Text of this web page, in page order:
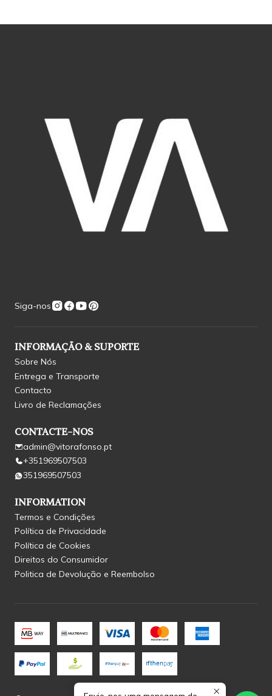
Siga-nos
INFORMAÇÃO & SUPORTE
Sobre Nós
Entrega e Transporte
Contacto
Livro de Reclamações
CONTACTE-NOS
admin@vitorafonso.pt
+351969507503
351969507503
INFORMATION
Termos e Condições
Política de Privacidade
Política de Cookies
Direitos do Consumidor
Politica de Devolução e Reembolso